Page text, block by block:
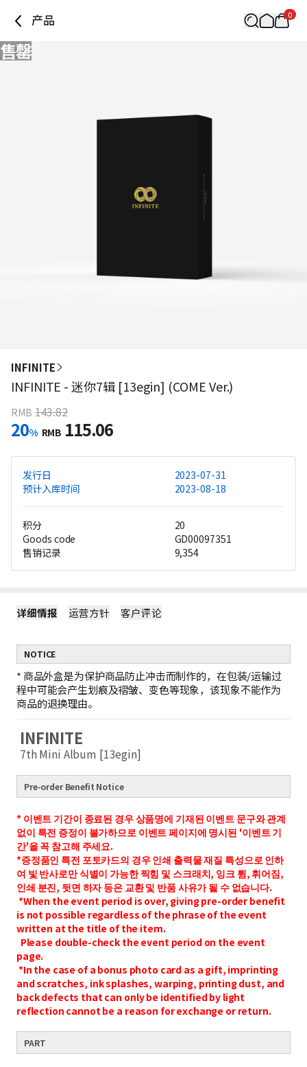
产品 0
售罄
INFINITE
INFINITE - 迷你7辑 [13egin] (COME Ver.)
RMB 143.82
20% RMB 115.06
发行日
2023-07-31
预计入库时间
2023-08-18
积分
20
Goods code
GD00097351
售销记录
9,354
详细情报 运营方针 客户评论
NOTICE
* 商品外盒是为保护商品防止冲击而制作的，在包装/运输过
程中可能会产生划痕及褶皱、变色等现象，该现象不能作为
商品的退换理由。
INFINITE
7th Mini Album [13egin]
Pre-order Benefit Notice
* 이벤트 기간이 종료된 경우 상품명에 기재된 이벤트 문구와 관계
없이 특전 증정이 불가하므로 이벤트 페이지에 명시된 '이벤트 기
간'을 꼭 참고해 주세요.
*증정품인 특전 포토카드의 경우 인쇄 출력물 재질 특성으로 인하
여 빛 반사로만 식별이 가능한 찍힘 및 스크래치, 잉크 튐, 휘어짐,
인쇄 분진, 뒷면 하자 등은 교환 및 반품 사유가 될 수 없습니다.
*When the event period is over, giving pre-order benefit
is not possible regardless of the phrase of the event
written at the title of the item.
Please double-check the event period on the event
page.
*In the case of a bonus photo card as a gift, imprinting
and scratches, ink splashes, warping, printing dust, and
back defects that can only be identified by light
reflection cannot be a reason for exchange or return.
PART